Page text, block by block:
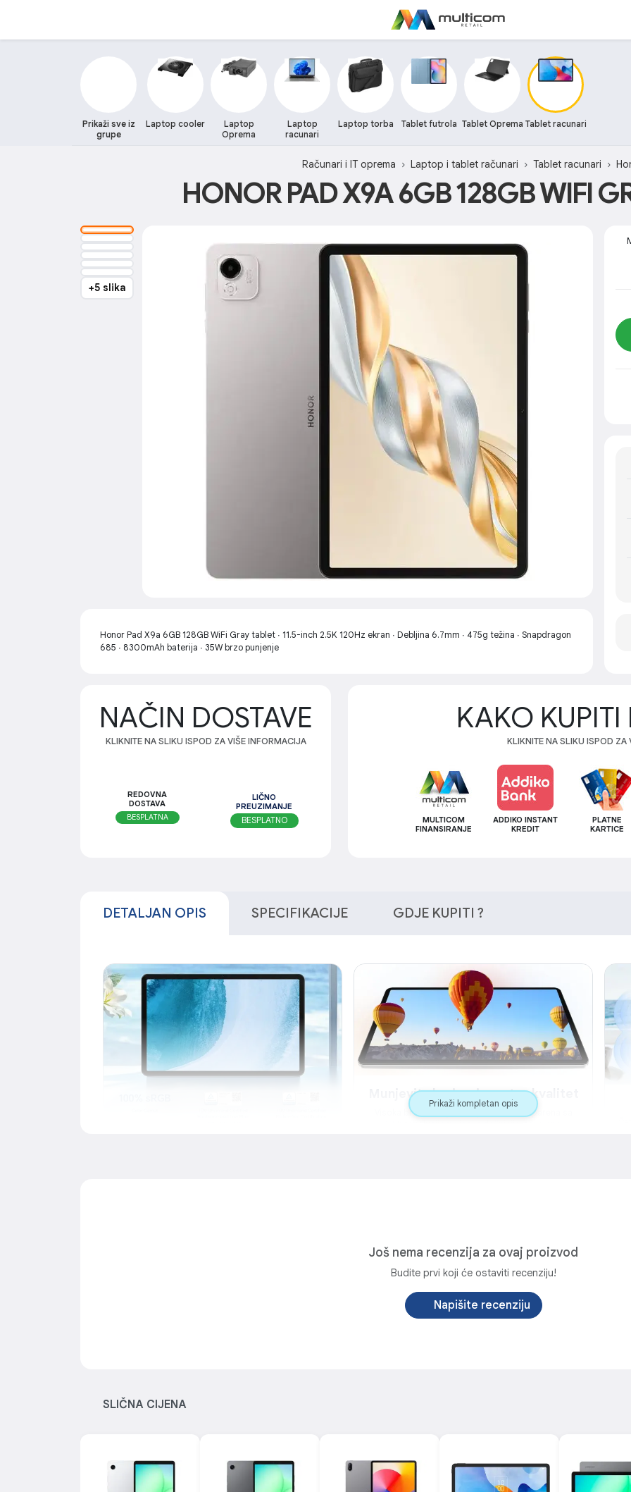
Prikaži sve iz
grupe
Laptop cooler
Laptop
Oprema
Laptop
racunari
Laptop torba Tablet futrola Tablet Oprema Tablet racunari
Računari i IT oprema Laptop i tablet računari Tablet racunari
HONOR PAD X9A 6GB 128GB WIFI
+5 slika
Honor Pad X9a 6GB 128GB WiFi Gray tablet ∙ 11.5-inch 2.5K 120Hz ekran ∙ Debljina 6.7mm ∙ 475g težina ∙ Snapdragon
685 ∙ 8300mAh baterija ∙ 35W brzo punjenje
NAČIN DOSTAVE
KLIKNITE NA SLIKU ISPOD ZA VIŠE INFORMACIJA
REDOVNA
DOSTAVA
BESPLATNA
LIČNO
PREUZIMANJE
BESPLATNO
KAKO KUPITI
KLIKNITE NA SLIKU ISPOD ZA
MULTICOM
FINANSIRANJE
ADDIKO INSTANT
KREDIT
PLATNE
KARTICE
DETALJAN OPIS SPECIFIKACIJE GDJE KUPITI ?
Munjevita brzina, izuzetan kvalitet
Visoka brzina osvježavanja od 120Hz uparena sa
Poboljšani vokali, svaka riječ
čineći sastanke i sesije učenja fokusiranijim.
Prikaži kompletan opis
Još nema recenzija za ovaj proizvod
Budite prvi koji će ostaviti recenziju!
Napišite recenziju
SLIČNA CIJENA